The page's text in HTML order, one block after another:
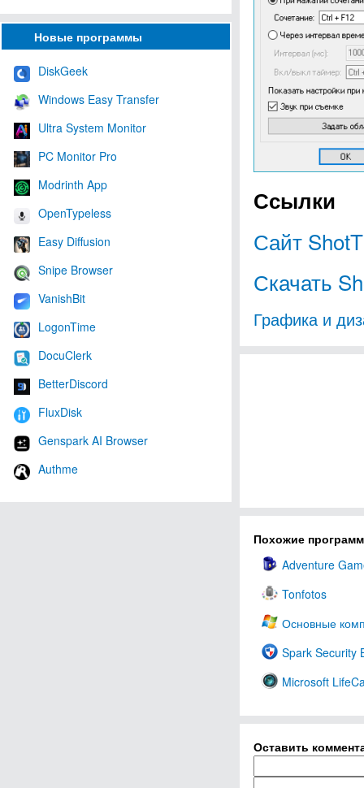
Новые программы
DiskGeek
Windows Easy Transfer
Ultra System Monitor
PC Monitor Pro
Modrinth App
OpenTypeless
Easy Diffusion
Snipe Browser
VanishBit
LogonTime
DocuClerk
BetterDiscord
FluxDisk
Genspark AI Browser
Authme
Ссылки
Сайт
Скачать
Графика и
Похожие
Adventure
Tonfotos
Основные
Spark Security
Microsoft
Оставить